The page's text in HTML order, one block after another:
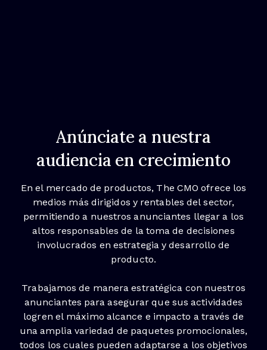
Anúnciate a nuestra
audiencia en crecimiento
En el mercado de productos, The CMO ofrece los
medios más dirigidos y rentables del sector,
permitiendo a nuestros anunciantes llegar a los
altos responsables de la toma de decisiones
involucrados en estrategia y desarrollo de
producto.
Trabajamos de manera estratégica con nuestros
anunciantes para asegurar que sus actividades
logren el máximo alcance e impacto a través de
una amplia variedad de paquetes promocionales,
todos los cuales pueden adaptarse a los objetivos